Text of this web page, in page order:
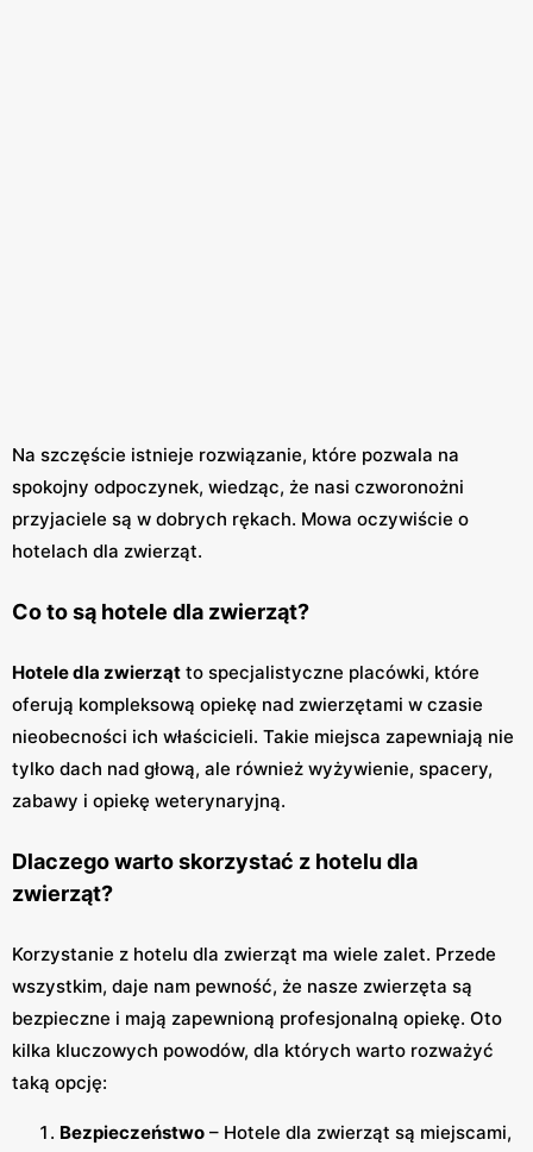
Na szczęście istnieje rozwiązanie, które pozwala na
spokojny odpoczynek, wiedząc, że nasi czworonożni
przyjaciele są w dobrych rękach. Mowa oczywiście o
hotelach dla zwierząt.
Co to są hotele dla zwierząt?
Hotele dla zwierząt to specjalistyczne placówki, które
oferują kompleksową opiekę nad zwierzętami w czasie
nieobecności ich właścicieli. Takie miejsca zapewniają nie
tylko dach nad głową, ale również wyżywienie, spacery,
zabawy i opiekę weterynaryjną.
Dlaczego warto skorzystać z hotelu dla
zwierząt?
Korzystanie z hotelu dla zwierząt ma wiele zalet. Przede
wszystkim, daje nam pewność, że nasze zwierzęta są
bezpieczne i mają zapewnioną profesjonalną opiekę. Oto
kilka kluczowych powodów, dla których warto rozważyć
taką opcję:
Bezpieczeństwo – Hotele dla zwierząt są miejscami,